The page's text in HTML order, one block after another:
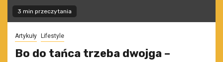
3 min przeczytania
Artykuły Lifestyle
Bo do tańca trzeba dwojga –